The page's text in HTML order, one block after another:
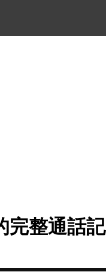
完整通話記